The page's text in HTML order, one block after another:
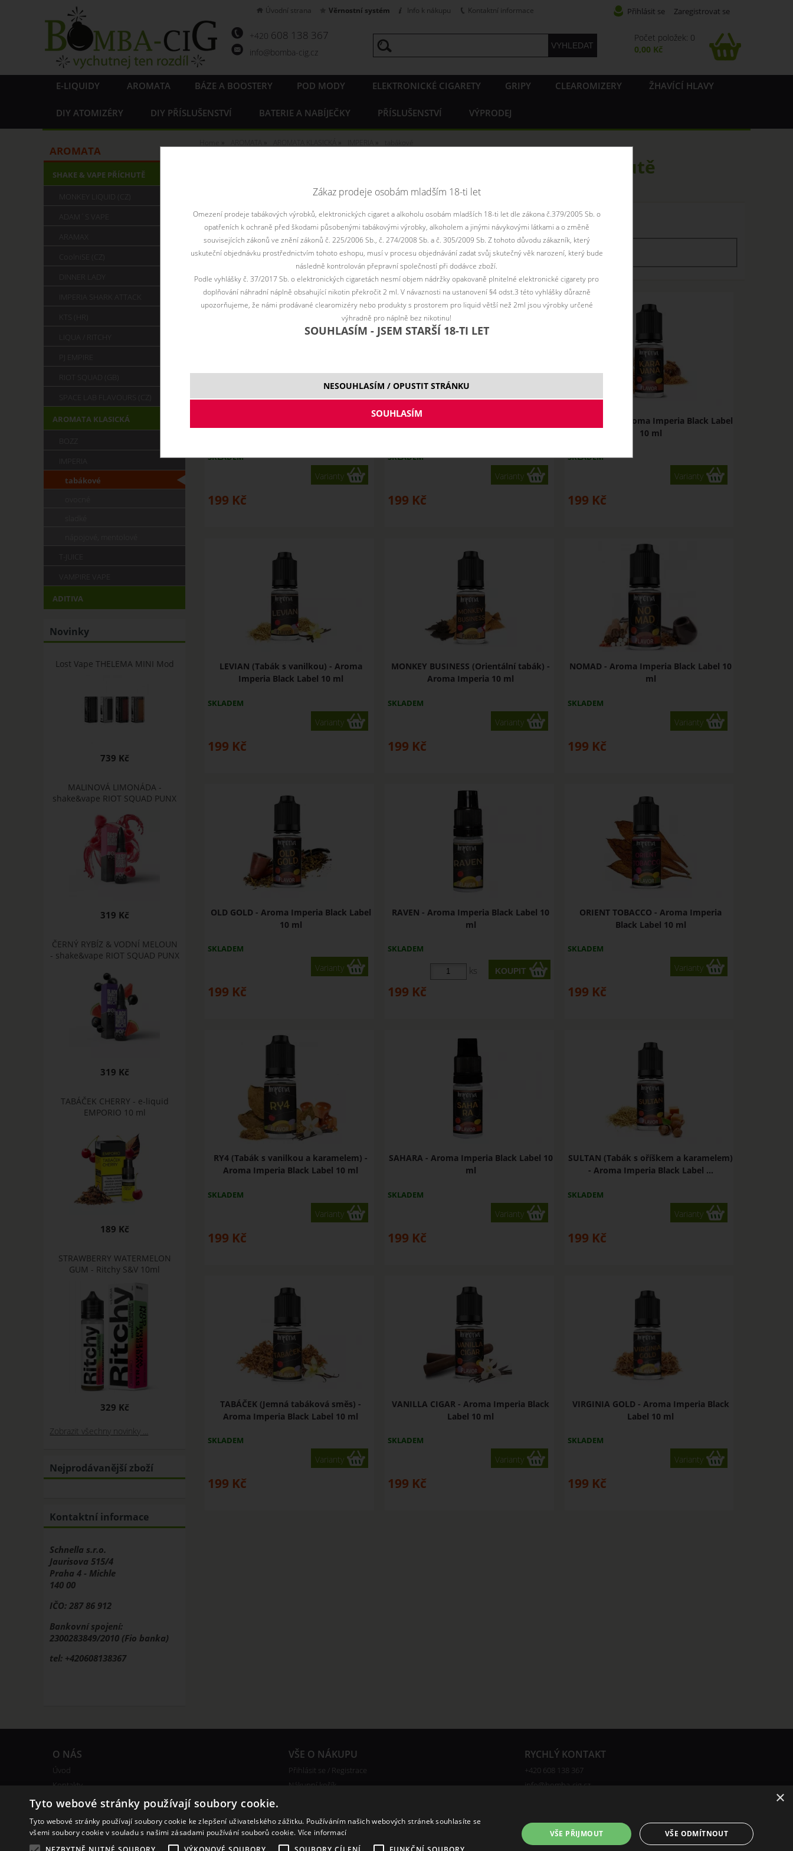
+420 608 138 367
info@bomba-cig.cz
E-LIQUIDY AROMATA BÁZE A BOOSTERY POD MODY ELEKTRONICKÉ CIGARETY GRIPY CLEAROMIZERY ŽHAVÍCÍ HLAVY
DIY ATOMIZÉRY DIY PŘÍSLUŠENSTVÍ BATERIE A NABÍJEČKY PŘÍSLUŠENSTVÍ VÝPRODEJ
Přihlásit se Zaregistrovat se
Počet položek: 0
0,00 Kč
Úvodní strana Věrnostní systém Info k nákupu Kontaktní informace
Aromata IMPERIA BLACK LABEL - tabákové příchutě
Řadit podle:
pouze skladem
Filtr dostupnosti
není skladem
není skladem skadem skaldem skladem
BABA JAGA - Aroma Imperia Black Label
SKLADEM
Varianty
199 Kč
IMPERIA (Tabák s anýzem) - Aroma
SKLADEM
Varianty
199 Kč
KARAVANA - Aroma Imperia Black Label
10 ml
SKLADEM
Varianty
199 Kč
LEVIAN (Tabák s vanilkou) - Aroma
Imperia Black Label 10 ml
SKLADEM
Varianty
199 Kč
MONKEY BUSINESS (Orientální tabák) -
Aroma Imperia 10 ml
SKLADEM
Varianty
199 Kč
NOMAD - Aroma Imperia Black Label 10
ml
SKLADEM
Varianty
199 Kč
OLD GOLD - Aroma Imperia Black Label
10 ml
SKLADEM
Varianty
199 Kč
RAVEN - Aroma Imperia Black Label 10
ml
SKLADEM
ks
199 Kč
ORIENT TOBACCO - Aroma Imperia
Black Label 10 ml
SKLADEM
Varianty
199 Kč
RY4 (Tabák s vanilkou a karamelem) -
Aroma Imperia Black Label 10 ml
SKLADEM
Varianty
199 Kč
SAHARA - Aroma Imperia Black Label 10
ml
SKLADEM
Varianty
199 Kč
SULTAN (Tabák s oříškem a karamelem)
- Aroma Imperia Black Label ...
SKLADEM
Varianty
199 Kč
TABÁČEK (Jemná tabáková směs) -
Aroma Imperia Black Label 10 ml
SKLADEM
Varianty
199 Kč
VANILLA CIGAR - Aroma Imperia Black
Label 10 ml
SKLADEM
Varianty
199 Kč
VIRGINIA GOLD - Aroma Imperia Black
Label 10 ml
SKLADEM
Varianty
199 Kč
AROMATA
SHAKE & VAPE PŘÍCHUTĚ
MONKEY LIQUID (CZ)
ADAM´S VAPE
ARAMAX
DINNER LADY
IMPERIA SHARK ATTACK
KTS (HR)
LIQUA / RITCHY
PJ EMPIRE
RIOT SQUAD (GB)
AROMATA KLASICKÁ
IMPERIA
tabákové
T-JUICE
VAMPIRE VAPE
ADITIVA
Novinky
Lost Vape THELEMA MINI Mod
739 Kč
MALINOVÁ LIMONÁDA -
shake&vape RIOT SQUAD PUNX
319 Kč
ČERNÝ RYBÍZ & VODNÍ MELOUN
- shake&vape RIOT SQUAD PUNX
319 Kč
TABÁČEK CHERRY - e-liquid
EMPORIO 10 ml
189 Kč
STRAWBERRY WATERMELON
GUM - Ritchy S&V 10ml
329 Kč
Zobrazit všechny novinky ...
Nejprodávanější zboží
Kontaktní informace
Schnella s.r.o.
Jaurisova 515/4
Praha 4 - Michle
140 00
IČO: 287 86 912
Bankovní spojení:
2300283849/2010 (Fio banka)
tel: +420608138367
O NÁS
Úvod
Kontakty
Obchodní podmínky
VŠE O NÁKUPU
Přihlásit se / Registrace
Nákupní košík
Certifikáty
RYCHLÝ KONTAKT
+420 608 138 367
info@bomba-cig.cz
Zákaz prodeje osobám mladším 18-ti let
Omezení prodeje tabákových výrobků, elektronických cigaret a alkoholu osobám mladších 18-ti let dle zákona č.379/2005 Sb. o
opatřeních k ochraně před škodami působenými tabákovými výrobky, alkoholem a jinými návykovými látkami a o změně
souvisejících zákonů ve znění zákonů č. 225/2006 Sb., č. 274/2008 Sb. a č. 305/2009 Sb. Z tohoto důvodu zákazník, který
uskuteční objednávku prostřednictvím tohoto eshopu, musí v procesu objednávání zadat svůj skutečný věk narození, který bude
následně kontrolován přepravní společností při dodávce zboží.
Podle vyhlášky č. 37/2017 Sb. o elektronických cigaretách nesmí objem nádržky opakovaně plnitelné elektronické cigarety pro
doplňování náhradní náplně obsahující nikotin překročit 2 ml. V návaznosti na ustanovení §4 odst.3 této vyhlášky důrazně
upozorňujeme, že námi prodávané clearomizéry nebo produkty s prostorem pro liquid větší než 2ml jsou výrobky určené
výhradně pro náplně bez nikotinu!
SOUHLASÍM - JSEM STARŠÍ 18-TI LET
NESOUHLASÍM / OPUSTIT STRÁNKU
×
Tyto webové stránky používají soubory cookie.
Tyto webové stránky používají soubory cookie ke zlepšení uživatelského zážitku. Používáním našich webových stránek souhlasíte se
všemi soubory cookie v souladu s našimi zásadami používání souborů cookie. Více informací
VŠE PŘIJMOUT VŠE ODMÍTNOUT